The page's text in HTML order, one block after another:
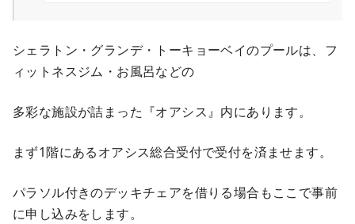
シェラトン・グランデ・トーキョーベイのプールは、フ
ィットネスジム・お風呂などの
多彩な施設が詰まった『オアシス』内にあります。
まず1階にあるオアシス総合受付で受付を済ませます。
パラソル付きのデッキチェアを借りる場合もここで事前
に申し込みをします。